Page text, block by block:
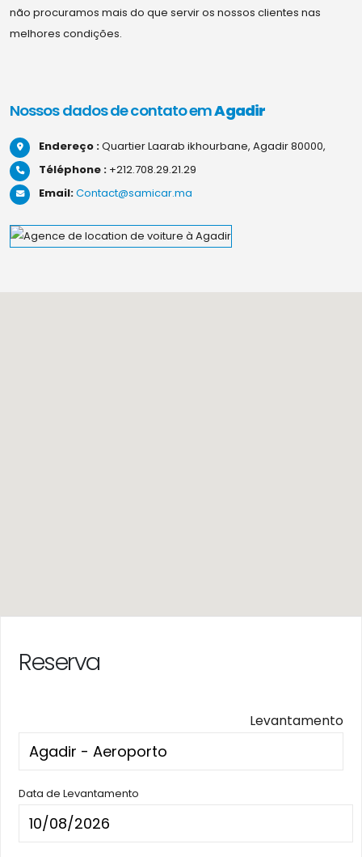
não procuramos mais do que servir os nossos clientes nas
melhores condições.
Nossos dados de contato emAgadir
Endereço :Quartier Laarab ikhourbane, Agadir 80000,
Téléphone : +212.708.29.21.29
Email:Contact@samicar.ma
Reserva
Levantamento
Data de Levantamento